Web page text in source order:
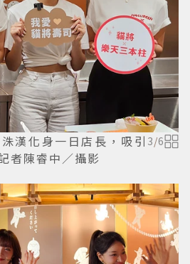
漢化身一日店長，吸引
者陳睿中／攝影
3/6